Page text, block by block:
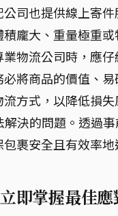
司也提供線上寄
積龐大、重量極重
物流公司時，應
將商品的價值、
方式，以降低損失
決的問題。透過
裹安全且有效率地
即掌握最佳